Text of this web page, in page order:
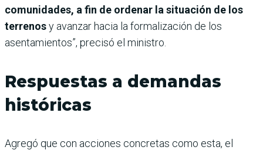
comunidades, a fin de ordenar la situación de los
terrenosy avanzar hacia la formalización de los
asentamientos”, precisó el ministro.
Respuestas a demandas
históricas
Agregó que con acciones concretas como esta, el